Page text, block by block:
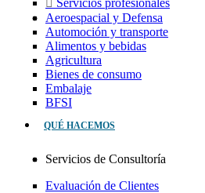
Servicios profesionales
Aeroespacial y Defensa
Automoción y transporte
Alimentos y bebidas
Agricultura
Bienes de consumo
Embalaje
BFSI
QUÉ HACEMOS
Servicios de Consultoría
Evaluación de Clientes